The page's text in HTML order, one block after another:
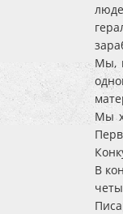
Мы,
Мы
В